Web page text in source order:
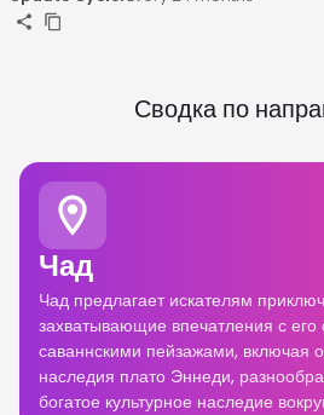
Сводка по
Чад
Чад предлагает искателям
захватывающие впечатления с
саваннскими пейзажами, включая
наследия плато Эннеди,
богатое культурное наследие